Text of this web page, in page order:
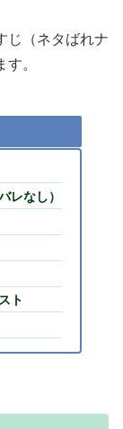
じ（ネタばれナ
。
レなし）
ト